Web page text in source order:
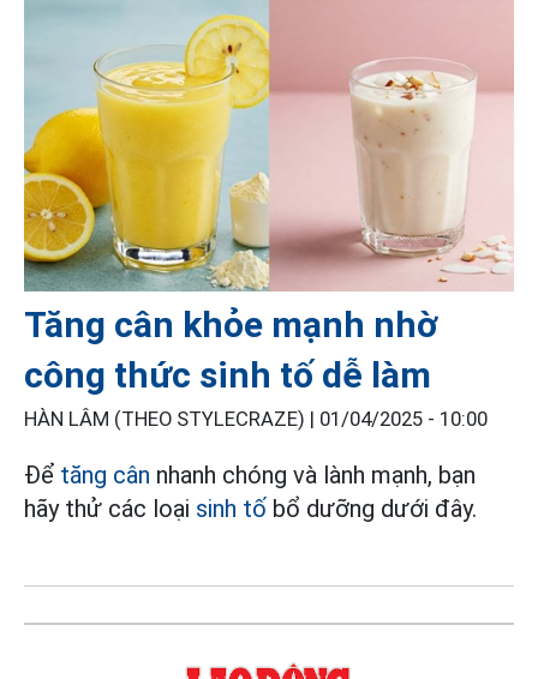
Tăng cân khỏe mạnh nhờ
công thức sinh tố dễ làm
HÀN LÂM (THEO STYLECRAZE) | 01/04/2025 - 10:00
Để tăng cân nhanh chóng và lành mạnh, bạn
hãy thử các loại sinh tố bổ dưỡng dưới đây.